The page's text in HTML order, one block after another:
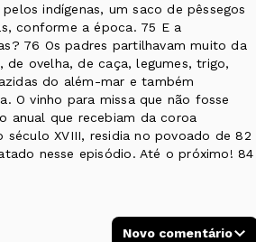
indígenas, um saco de pêssegos
conforme a época. 75 E a
76 Os padres partilhavam muito da
de ovelha, de caça, legumes, trigo,
do além-mar e também
O vinho para missa que não fosse
anual que recebiam da coroa
século XVIII, residia no povoado de 82
nesse episódio. Até o próximo! 84
Novo comentário